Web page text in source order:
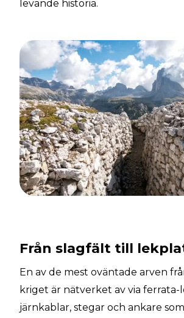
levande historia.
Från slagfält till
En av de mest oväntade arven
kriget är nätverket av via
järnkablar, stegar och ankare